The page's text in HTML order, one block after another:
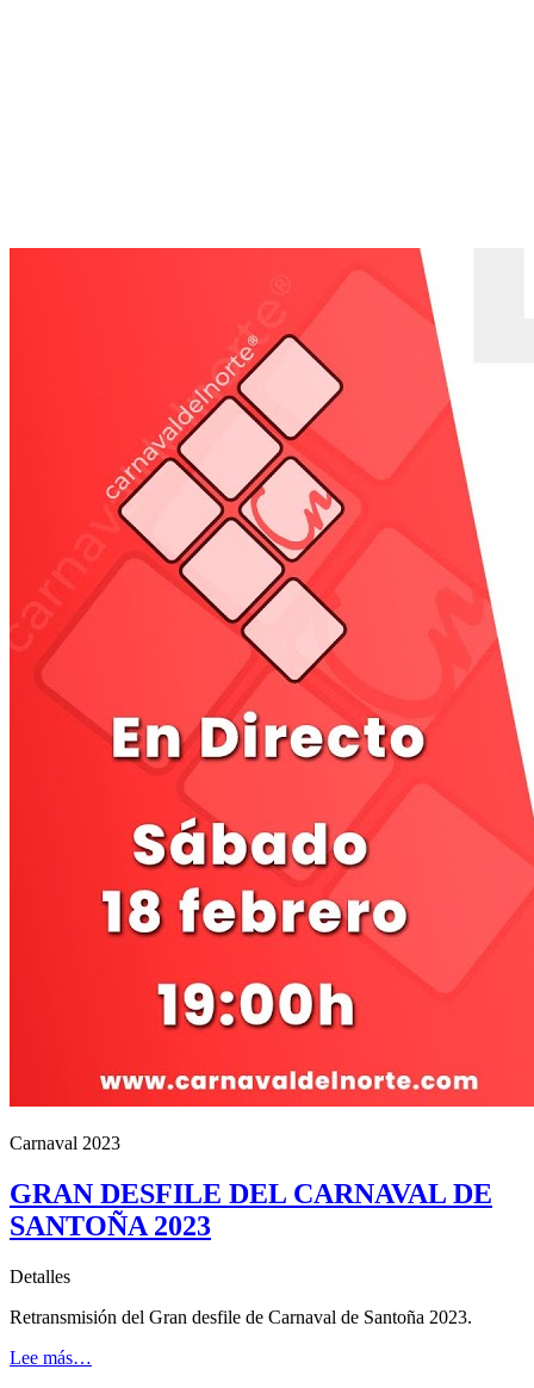
Carnaval 2023
GRAN DESFILE DEL CARNAVAL DE
SANTOÑA 2023
Detalles
Retransmisión del Gran desfile de Carnaval de Santoña 2023.
Lee más…